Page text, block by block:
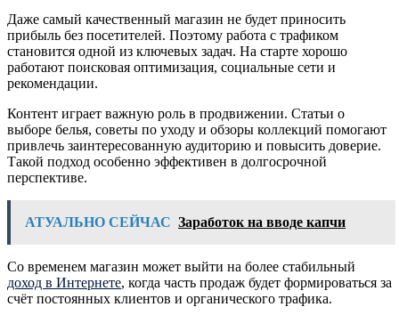
Даже самый качественный магазин не будет приносить
прибыль без посетителей. Поэтому работа с трафиком
становится одной из ключевых задач. На старте хорошо
работают поисковая оптимизация, социальные сети и
рекомендации.
Контент играет важную роль в продвижении. Статьи о
выборе белья, советы по уходу и обзоры коллекций помогают
привлечь заинтересованную аудиторию и повысить доверие.
Такой подход особенно эффективен в долгосрочной
перспективе.
АТУАЛЬНО СЕЙЧАС Заработок на вводе капчи
Со временем магазин может выйти на более стабильный
доход в Интернете, когда часть продаж будет формироваться за
счёт постоянных клиентов и органического трафика.